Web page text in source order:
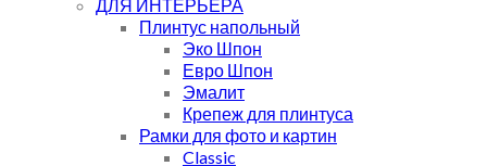
ДЛЯ ИНТЕРЬЕРА
Плинтус напольный
Эко Шпон
Евро Шпон
Эмалит
Крепеж для плинтуса
Рамки для фото и картин
Classic